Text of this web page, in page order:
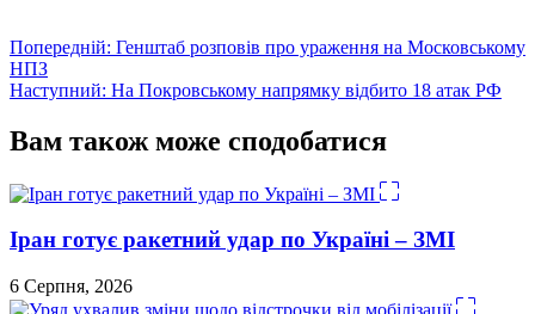
Навігація
записів
Попередній: Генштаб розповів про ураження на Московському
НПЗ
Наступний: На Покровському напрямку відбито 18 атак РФ
Вам також може сподобатися
Іран готує ракетний удар по Україні – ЗМІ
6 Серпня, 2026